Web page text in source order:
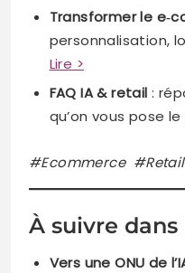
Transformer le
personnalisation,
Lire >
FAQ IA & retail :
qu’on vous pose le
#Ecommerce
À suivre dans
Vers une ONU de